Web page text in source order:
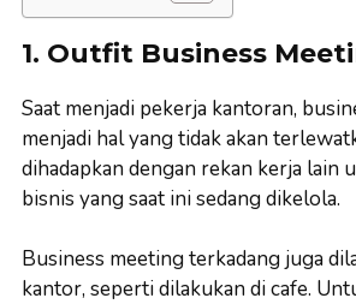
1. Outfit Business
Saat menjadi pekerja kantoran,
menjadi hal yang tidak akan
dihadapkan dengan rekan kerja lain
bisnis yang saat ini sedang dikelola.
Business meeting terkadang juga
kantor, seperti dilakukan di cafe.